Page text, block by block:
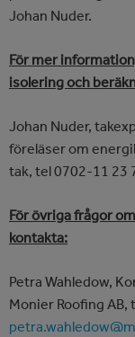
Johan Nuder.
För mer
isolering och
Johan Nuder,
föreläser om
tak, tel 0702-11 23
För övriga frågor
kontakta:
Petra Wahledow,
Monier Roofing